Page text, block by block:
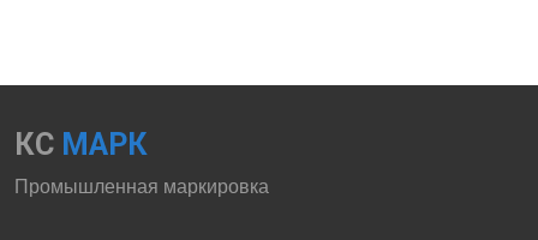
КС МАРК
Промышленная маркировка